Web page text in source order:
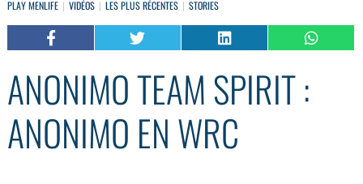
PLAY MENLIFE VIDÉOS LES PLUS RÉCENTES STORIES
ANONIMO TEAM SPIRIT :
ANONIMO EN WRC